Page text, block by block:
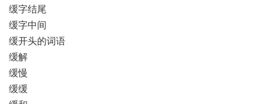
缓字结尾
缓字中间
缓开头的词语
缓解
缓慢
缓缓